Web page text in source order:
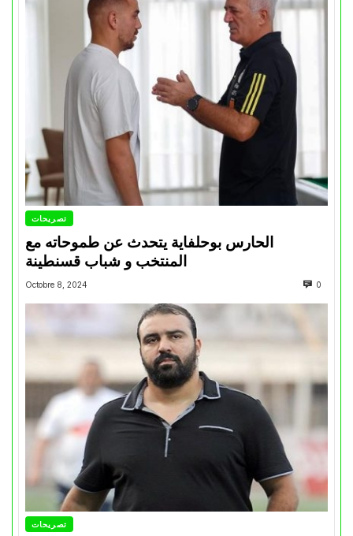
تصريحات
الحارس بوحلفاية يتحدث عن طموحاته مع
المنتخب و شباب قسنطينة
Octobre 8, 2024 0
تصريحات